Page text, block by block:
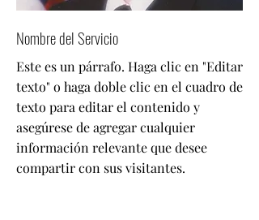
Nombre del Servicio
Este es un párrafo. Haga clic en "Editar
texto" o haga doble clic en el cuadro de
texto para editar el contenido y
asegúrese de agregar cualquier
información relevante que desee
compartir con sus visitantes.